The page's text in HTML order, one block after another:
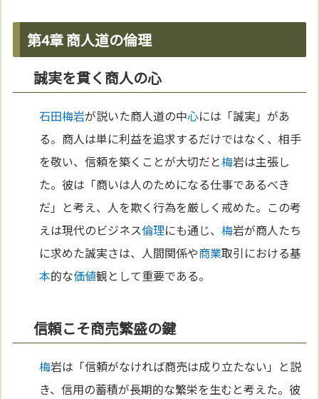
第4章 商人道の倫理
誠実を貫く商人の心
石田梅岩が説いた商人道の中心には「誠実」があ
る。商人は単に利益を追求するだけではなく、相手
を敬い、信頼を築くことが大切だと梅岩は主張し
た。彼は「商いは人のためになる仕事であるべき
だ」と考え、人を欺く行為を厳しく戒めた。この考
えは現代のビジネス倫理にも通じ、梅岩が商人たち
に求めた誠実さは、人間関係や商業取引における基
本的な価値観として重要である。
信頼こそ商売繁盛の鍵
梅岩は「信頼がなければ商売は成り立たない」と説
き、信用の蓄積が長期的な繁栄を生むと考えた。彼